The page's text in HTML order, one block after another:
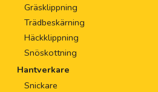
Gräsklippning
Trädbeskärning
Häckklippning
Snöskottning
Hantverkare
Snickare